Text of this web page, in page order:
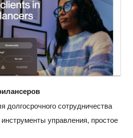
долгосрочного сотрудничества
управления, простое